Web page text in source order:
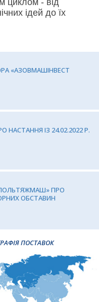
циклом - від
ідей до їх
«АЗОВМАШІНВЕСТ
ІЗ 24.02.2022 Р.
ПРО
ОБСТАВИН
ПОСТАВОК